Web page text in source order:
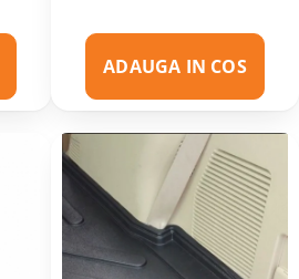
ADAUGA IN COS